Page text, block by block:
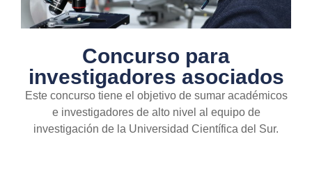
Concurso para
investigadores asociados
Este concurso tiene el objetivo de sumar académicos
e investigadores de alto nivel al equipo de
investigación de la Universidad Científica del Sur.